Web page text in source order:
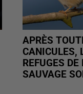
APRÈS
CANICULES,
REFUGES DE
SAUVAGE